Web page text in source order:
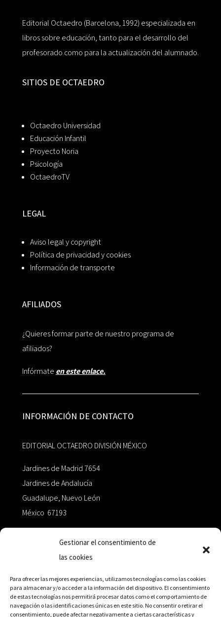
Gestionar el consentimiento de
las cookies
Para ofrecer las mejores experiencias, utilizamos tecnologías como las cookies
para almacenar y/o acceder a la información del dispositivo. El consentimiento
de estas tecnologías nos permitirá procesar datos como el comportamiento de
navegación o las identificaciones únicas en este sitio. No consentir o retirar el
consentimiento, puede afectar negativamente a ciertas características y
Editorial Octaedro (Barcelona, 1992) especializada en
libros sobre educación, tanto para el desarrollo del
profesorado como para la actualización del alumnado.
SITIOS DE OCTAEDRO
Octaedro Universidad
Educación Infantil
Proyecto Noria
Psicología
OctaedroTV
LEGAL
Aviso legal y copyright
Política de privacidad y cookies
Información de transporte
AFILIADOS
¿Quieres formar parte de nuestro programa de
afiliados?
Infórmate en este enlace.
INFORMACIÓN DE CONTACTO
EDITORIAL OCTAEDRO DIVISIÓN MÉXICO
Jardines de Madrid 7654
Jardines de Andalucía
Guadalupe, Nuevo León
México 67193
+52 811.499.5638
RED DE DISTRIBUCIÓN